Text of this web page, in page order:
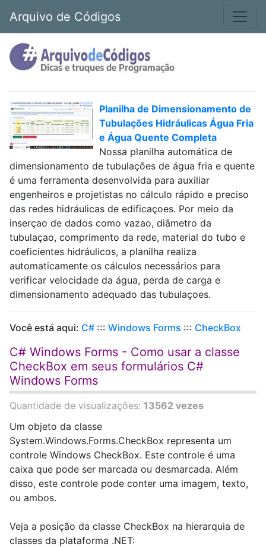
Arquivo de Códigos
Planilha de Dimensionamento de
Tubulações Hidráulicas Água Fria
e Água Quente Completa
Nossa planilha automática de
dimensionamento de tubulações de água fria e quente
é uma ferramenta desenvolvida para auxiliar
engenheiros e projetistas no cálculo rápido e preciso
das redes hidráulicas de edificaçoes. Por meio da
inserçao de dados como vazao, diâmetro da
tubulaçao, comprimento da rede, material do tubo e
coeficientes hidráulicos, a planilha realiza
automaticamente os cálculos necessários para
verificar velocidade da água, perda de carga e
dimensionamento adequado das tubulaçoes.
Você está aqui: C# ::: Windows Forms ::: CheckBox
C# Windows Forms - Como usar a classe
CheckBox em seus formulários C#
Windows Forms
Quantidade de visualizações: 13562 vezes
Um objeto da classe
System.Windows.Forms.CheckBox representa um
controle Windows CheckBox. Este controle é uma
caixa que pode ser marcada ou desmarcada. Além
disso, este controle pode conter uma imagem, texto,
ou ambos.
Veja a posição da classe CheckBox na hierarquia de
classes da plataforma .NET: